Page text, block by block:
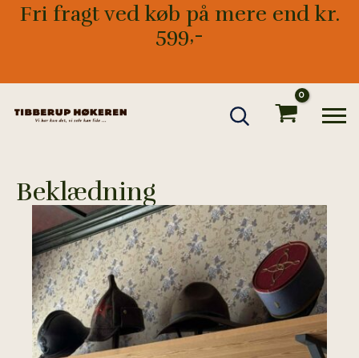
Fri fragt ved køb på mere end kr.
599,-
Beklædning